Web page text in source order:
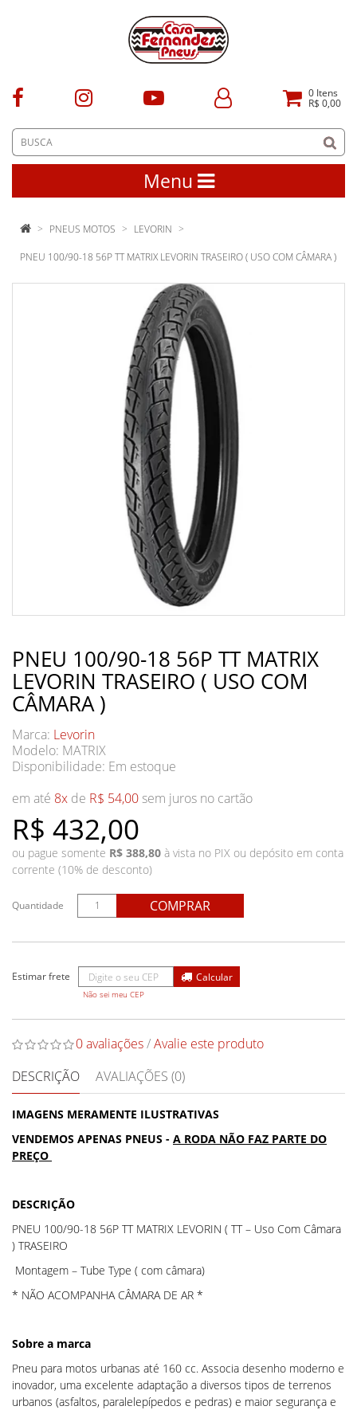
0 Itens
R$ 0,00
Menu
PNEUS MOTOS LEVORIN
PNEU 100/90-18 56P TT MATRIX LEVORIN TRASEIRO ( USO COM CÂMARA )
PNEU 100/90-18 56P TT MATRIX
LEVORIN TRASEIRO ( USO COM
CÂMARA )
Marca: Levorin
Modelo: MATRIX
Disponibilidade: Em estoque
R$ 432,00
em até 8x de R$ 54,00 sem juros no cartão
ou pague somente R$ 388,80 à vista no PIX ou depósito em conta
corrente (10% de desconto)
Quantidade COMPRAR
Não sei meu CEP
0 avaliações/Avalie este produto
DESCRIÇÃO
AVALIAÇÕES (0)
IMAGENS MERAMENTE ILUSTRATIVAS
VENDEMOS APENAS PNEUS - A RODA NÃO FAZ PARTE DO
PREÇO
DESCRIÇÃO
PNEU 100/90-18 56P TT MATRIX LEVORIN ( TT – Uso Com Câmara
) TRASEIRO
Montagem – Tube Type ( com câmara)
* NÃO ACOMPANHA CÂMARA DE AR *
Sobre a marca
Pneu para motos urbanas até 160 cc. Associa desenho moderno e
inovador, uma excelente adaptação a diversos tipos de terrenos
urbanos (asfaltos, paralelepípedos e pedras) e maior segurança e